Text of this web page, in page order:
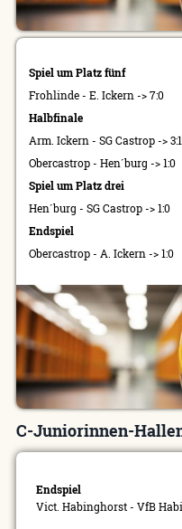
Spiel um Platz fünf
Frohlinde - E. Ickern -> 7:0
Halbfinale
Arm. Ickern - SG Castrop -> 3:1
Obercastrop - Hen´burg -> 1:0
Spiel um Platz drei
Hen´burg - SG Castrop -> 1:0
Endspiel
Obercastrop - A. Ickern -> 1:0
C-Juniorinnen-
Endspiel
Vict. Habinghorst - VfB